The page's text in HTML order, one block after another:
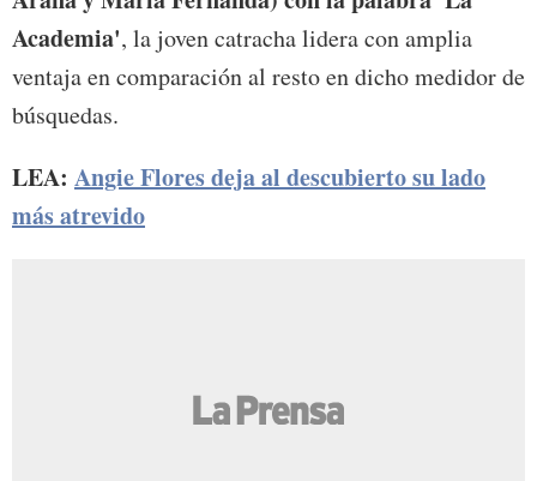
Academia', la joven catracha lidera con amplia
ventaja en comparación al resto en dicho medidor de
búsquedas.
LEA: Angie Flores deja al descubierto su lado
más atrevido